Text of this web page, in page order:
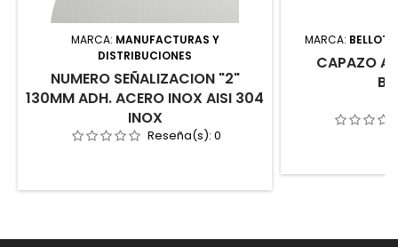
MARCA: MANUFACTURAS Y
DISTRIBUCIONES
NUMERO SEÑALIZACION "2"
130MM ADH. ACERO INOX AISI 304
INOX
Reseña(s): 0
MARCA:
CAPAZO